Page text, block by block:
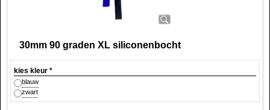
30mm 90 graden XL siliconenbocht
kies kleur *
blauw
zwart